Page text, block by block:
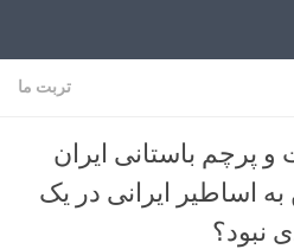
تربت ما
پرچم باستانی ایران
اساطیر ایرانی در یک
نبود؟